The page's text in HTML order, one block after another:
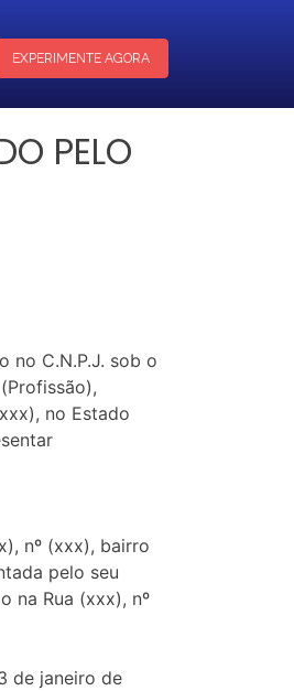
EXPERIMENTE AGORA
PELO
no C.N.P.J. sob o
no Estado
nº (xxx), bairro
pelo seu
na Rua (xxx), nº
de janeiro de